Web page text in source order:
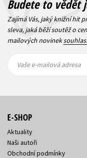
Budete to vědět
Zajímá Vás, jaký knižní hit
sleva, jaká běží soutěž o
mailových novinek
mailová
mailová
Vaše e-mailová adresa
E-SHOP
Aktuality
Naši autoři
Obchodní podmínky